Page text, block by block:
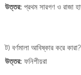
উত্তর: প্রথম সারগণ ও রাজা
ট) বর্ণমালা আবিষ্কার
উত্তর: ফনিশীয়রা